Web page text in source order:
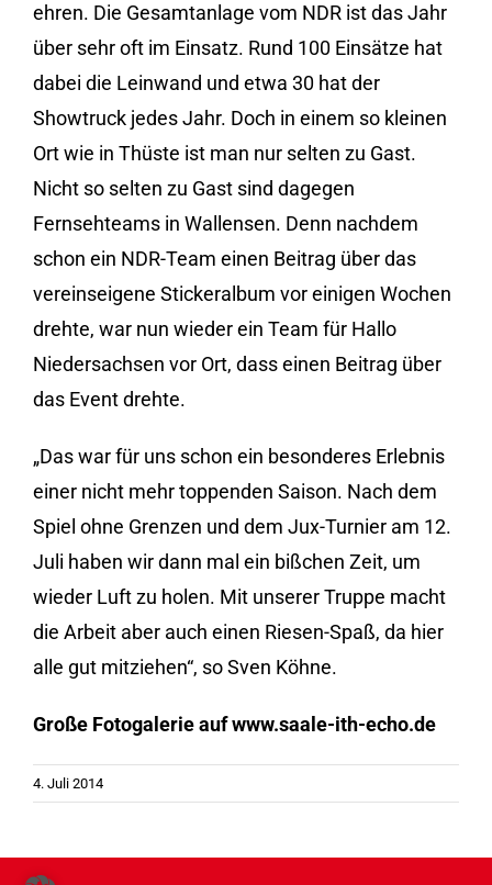
ehren. Die Gesamtanlage vom NDR ist das Jahr
über sehr oft im Einsatz. Rund 100 Einsätze hat
dabei die Leinwand und etwa 30 hat der
Showtruck jedes Jahr. Doch in einem so kleinen
Ort wie in Thüste ist man nur selten zu Gast.
Nicht so selten zu Gast sind dagegen
Fernsehteams in Wallensen. Denn nachdem
schon ein NDR-Team einen Beitrag über das
vereinseigene Stickeralbum vor einigen Wochen
drehte, war nun wieder ein Team für Hallo
Niedersachsen vor Ort, dass einen Beitrag über
das Event drehte.
„Das war für uns schon ein besonderes Erlebnis
einer nicht mehr toppenden Saison. Nach dem
Spiel ohne Grenzen und dem Jux-Turnier am 12.
Juli haben wir dann mal ein bißchen Zeit, um
wieder Luft zu holen. Mit unserer Truppe macht
die Arbeit aber auch einen Riesen-Spaß, da hier
alle gut mitziehen“, so Sven Köhne.
Große Fotogalerie auf www.saale-ith-echo.de
4. Juli 2014